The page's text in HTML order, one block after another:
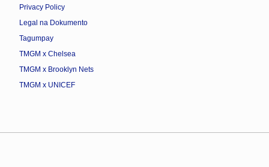
Privacy Policy
Legal na Dokumento
Tagumpay
TMGM x Chelsea
TMGM x Brooklyn Nets
TMGM x UNICEF